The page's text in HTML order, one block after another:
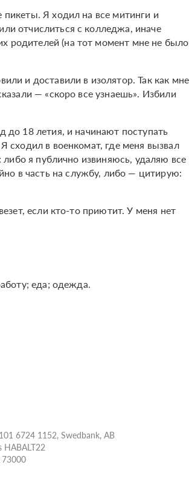
Я ходил на все митинги и
отчислиться с колледжа, иначе
родителей (на тот момент мне не было
и доставили в изолятор. Так как мне
— «скоро все узнаешь». Избили
до 18 летия, и начинают поступать
сходил в военкомат, где меня вызвал
либо я публично извиняюсь, удаляю все
в часть на службу, либо — цитирую:
если кто-то приютит. У меня нет
еда; одежда.
6724 1152, Swedbank, AB
HABALT22
73000